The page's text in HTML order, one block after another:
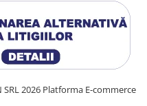
2026 Platforma E-commerce